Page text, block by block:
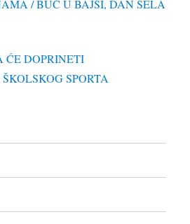
/ BUČ U BAJŠI, DAN SELA
ĆE DOPRINETI
SPORTA